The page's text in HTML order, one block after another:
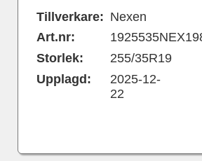
Tillverkare:
Art.nr:
Storlek:
Upplagd:
Nexen
255/35R19
2025-12-
22